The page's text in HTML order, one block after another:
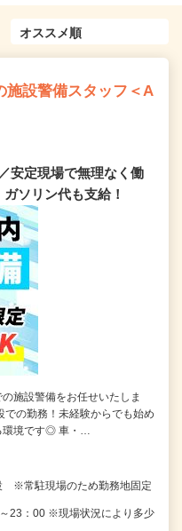
施設警備スタッフ＜A
安定現場で無理なく働
ソリン代も支給！
施設警備をお任せいたしま
の勤務！未経験からでも始め
環境です◎ 車・…
※常駐現場のため勤務地固定
23：00 ※現場状況により多少